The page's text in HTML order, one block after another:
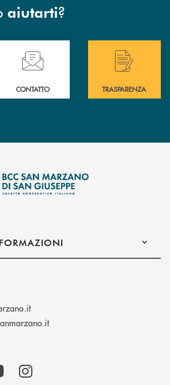
aiutarti?
delle filiali di Bcc San Marzano.
Hai bisogno di assistenza immediata?
CONTATTO
Hai bisogno di
TRASPARENZA
(si apre l’app di posta
(si apre l’app di posta